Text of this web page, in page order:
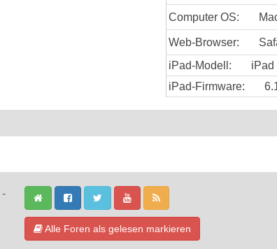
Computer OS:
Web-Browser:
iPad-Modell:
iPad
iPad-Firmware:
-
Alle Foren als gelesen markieren